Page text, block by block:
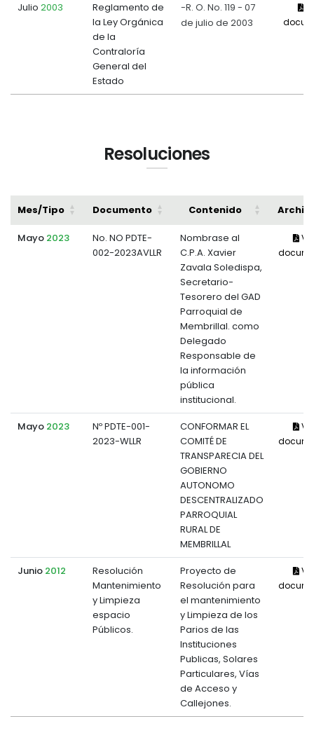
Julio 2003
Reglamento de
la Ley Orgánica
de la
Contraloría
General del
Estado
-R. O. No. 119 - 07
de julio de 2003
Resoluciones
Mes/Tipo Documento Contenido
Mayo 2023
No. NO PDTE-
002-2023AVLLR
Nombrase al
C.P.A. Xavier
Zavala Soledispa,
Secretario-
Tesorero del GAD
Parroquial de
Membrillal. como
Delegado
Responsable de
la información
pública
institucional.
Ver
Mayo 2023
Nº PDTE-001-
2023-WLLR
CONFORMAR EL
COMITÉ DE
TRANSPARECIA DEL
GOBIERNO
AUTONOMO
DESCENTRALIZADO
PARROQUIAL
RURAL DE
MEMBRILLAL
Ver
Junio 2012
Resolución
Mantenimiento
y Limpieza
espacio
Públicos.
Proyecto de
Resolución para
el mantenimiento
y Limpieza de los
Parios de las
Instituciones
Publicas, Solares
Particulares, Vías
de Acceso y
Callejones.
Ver